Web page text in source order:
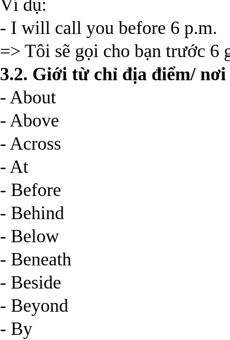
Ví dụ:
- I will call you before 6 p.m.
=> Tôi sẽ gọi cho bạn trước 6
3.2. Giới từ chỉ địa điểm/ nơi
- About
- Above
- Across
- At
- Before
- Behind
- Below
- Beneath
- Beside
- Beyond
- By